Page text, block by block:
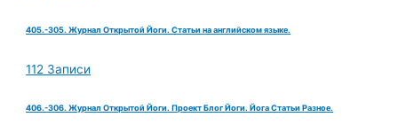
405.-305. Журнал Открытой Йоги. Статьи на английском языке.
112 Записи
406.-306. Журнал Открытой Йоги. Проект Блог Йоги. Йога Статьи Разное.